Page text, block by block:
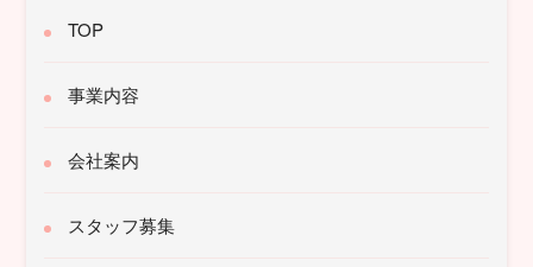
TOP
事業内容
会社案内
スタッフ募集